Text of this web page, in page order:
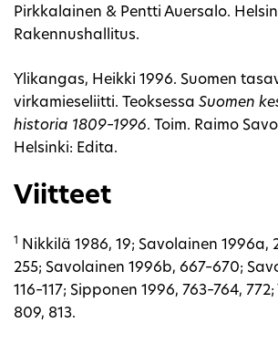
Pirkkalainen & Pentti Auersalo.
Rakennushallitus.
Ylikangas, Heikki 1996. Suomen
virkamieseliitti. Teoksessa Suomen
historia 1809–1996. Toim. Raimo
Helsinki: Edita.
Viitteet
1
Nikkilä 1986, 19; Savolainen 1996a,
255; Savolainen 1996b, 667–670;
116–117; Sipponen 1996, 763–764,
809, 813.